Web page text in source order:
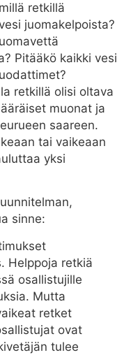
retkillä
juomakelpoista?
Pitääkö kaikki vesi
retkillä olisi oltava
muonat ja
saareen.
tai vaikeaan
yksi
sinne:
Helppoja retkiä
osallistujille
Mutta
retket
ovat
tulee